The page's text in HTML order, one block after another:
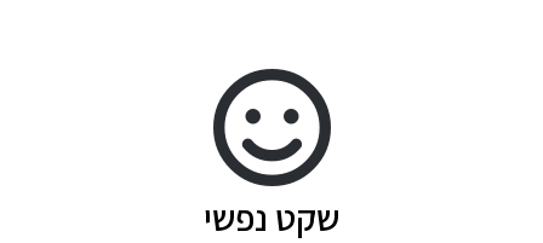
שקט נפשי